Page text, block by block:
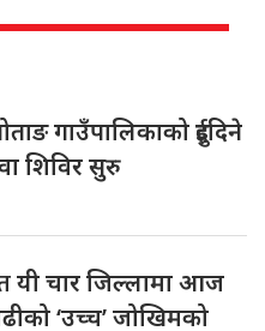
गाउँपालिकाको दुईदिने
शिविर सुरु
यी चार जिल्लामा आज
‘उच्च’ जोखिमको